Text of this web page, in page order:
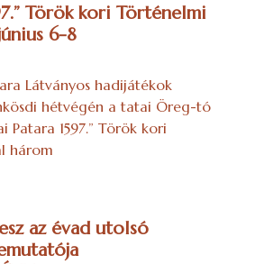
Török kori Történelmi
6-8
Látványos hadijátékok
hétvégén a tatai Öreg-tó
Patara 1597.” Török kori
három
az évad utolsó